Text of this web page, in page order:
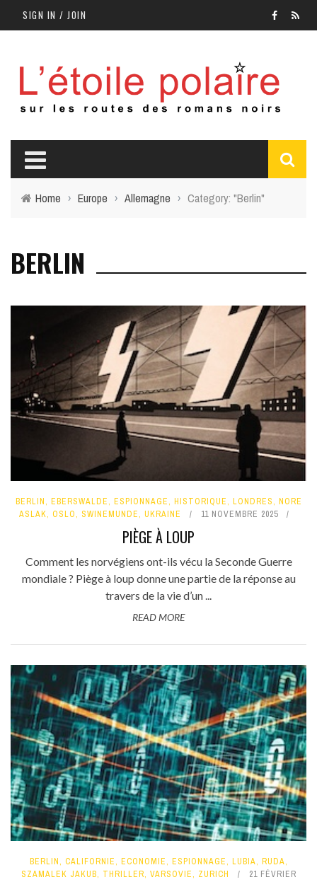
SIGN IN / JOIN
Home › Europe › Allemagne › Category: "Berlin"
BERLIN
BERLIN, EBERSWALDE, ESPIONNAGE, HISTORIQUE, LONDRES, NORE
ASLAK, OSLO, SWINEMUNDE, UKRAINE 11 NOVEMBRE 2025
PIÈGE À LOUP
Comment les norvégiens ont-ils vécu la Seconde Guerre
mondiale ? Piège à loup donne une partie de la réponse au
travers de la vie d’un ...
READ MORE
BERLIN, CALIFORNIE, ECONOMIE, ESPIONNAGE, LUBIA, RUDA,
SZAMALEK JAKUB, THRILLER, VARSOVIE, ZURICH
21 FÉVRIER